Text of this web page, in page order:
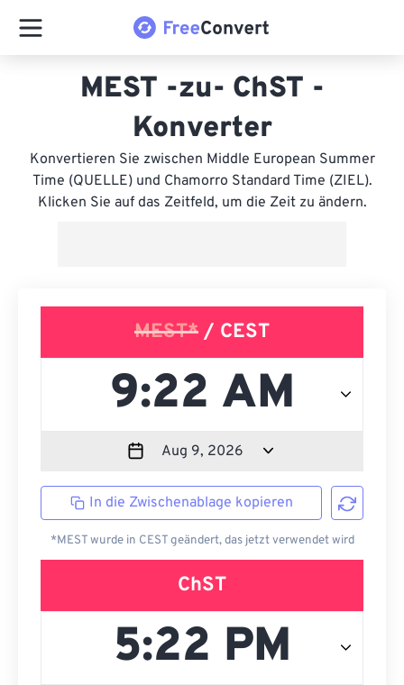
MEST -zu- ChST -
Konverter
Konvertieren Sie zwischen Middle European Summer
Time (QUELLE) und Chamorro Standard Time (ZIEL).
Klicken Sie auf das Zeitfeld, um die Zeit zu ändern.
MEST* / CEST
In die Zwischenablage kopieren
*MEST wurde in CEST geändert, das jetzt verwendet wird
ChST